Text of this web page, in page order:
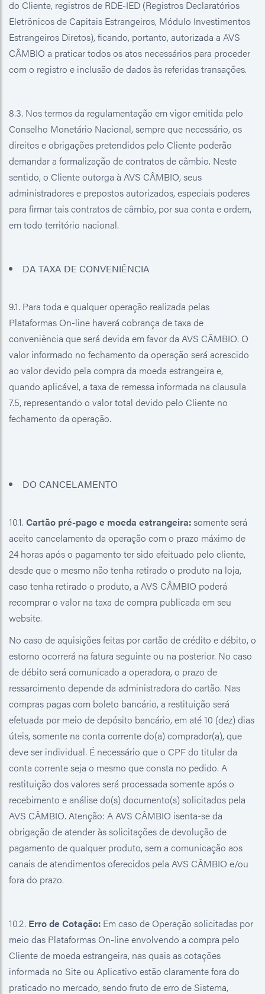
do Cliente, registros de RDE-IED (Registros Declaratórios
Eletrônicos de Capitais Estrangeiros, Módulo Investimentos
Estrangeiros Diretos), ficando, portanto, autorizada a AVS
CÂMBIO a praticar todos os atos necessários para proceder
com o registro e inclusão de dados às referidas transações.
8.3. Nos termos da regulamentação em vigor emitida pelo
Conselho Monetário Nacional, sempre que necessário, os
direitos e obrigações pretendidos pelo Cliente poderão
demandar a formalização de contratos de câmbio. Neste
sentido, o Cliente outorga à AVS CÂMBIO, seus
administradores e prepostos autorizados, especiais poderes
para firmar tais contratos de câmbio, por sua conta e ordem,
em todo território nacional.
DA TAXA DE CONVENIÊNCIA
9.1. Para toda e qualquer operação realizada pelas
Plataformas On-line haverá cobrança de taxa de
conveniência que será devida em favor da AVS CÂMBIO. O
valor informado no fechamento da operação será acrescido
ao valor devido pela compra da moeda estrangeira e,
quando aplicável, a taxa de remessa informada na clausula
7.5, representando o valor total devido pelo Cliente no
fechamento da operação.
DO CANCELAMENTO
10.1. Cartão pré-pago e moeda estrangeira:somente será
aceito cancelamento da operação com o prazo máximo de
24 horas após o pagamento ter sido efeituado pelo cliente,
desde que o mesmo não tenha retirado o produto na loja,
caso tenha retirado o produto, a AVS CÂMBIO poderá
recomprar o valor na taxa de compra publicada em seu
website.
No caso de aquisições feitas por cartão de crédito e débito, o
estorno ocorrerá na fatura seguinte ou na posterior. No caso
de débito será comunicado a operadora, o prazo de
ressarcimento depende da administradora do cartão. Nas
compras pagas com boleto bancário, a restituição será
efetuada por meio de depósito bancário, em até 10 (dez) dias
úteis, somente na conta corrente do(a) comprador(a), que
deve ser individual. É necessário que o CPF do titular da
conta corrente seja o mesmo que consta no pedido. A
restituição dos valores será processada somente após o
recebimento e análise do(s) documento(s) solicitados pela
AVS CÂMBIO. Atenção: A AVS CÂMBIO isenta-se da
obrigação de atender às solicitações de devolução de
pagamento de qualquer produto, sem a comunicação aos
canais de atendimentos oferecidos pela AVS CÂMBIO e/ou
fora do prazo.
10.2. Erro de Cotação: Em caso de Operação solicitadas por
meio das Plataformas On-line envolvendo a compra pelo
Cliente de moeda estrangeira, nas quais as cotações
informada no Site ou Aplicativo estão claramente fora do
praticado no mercado, sendo fruto de erro de Sistema,